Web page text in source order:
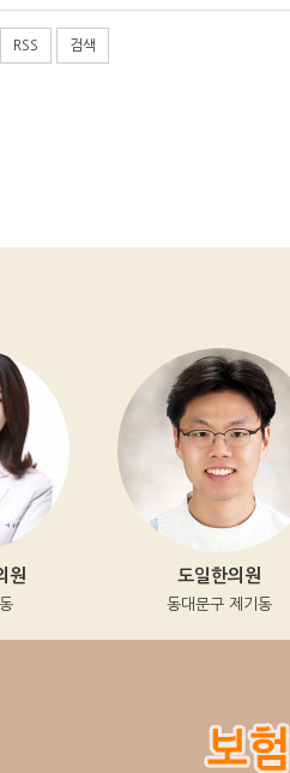
RSS 검색
도일한의원
동대문구 제기동